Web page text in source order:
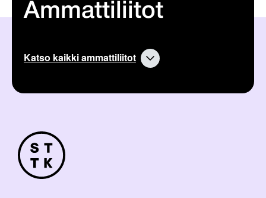
Ammattiliitot
Katso kaikki ammattiliitot